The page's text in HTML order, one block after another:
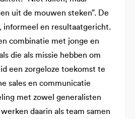
uit de mouwen steken”. De
informeel en resultaatgericht.
combinatie met jonge en
die als missie hebben om
een zorgeloze toekomst te
sales en communicatie
met zowel generalisten
daarin als team samen